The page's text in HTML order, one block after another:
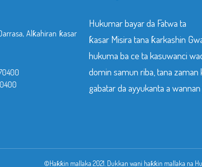
Alƙahiran ƙasar
Hukumar bayar da Fatwa ta
ƙasar Misira tana ƙarkashin
hukuma ba ce ta kasuwanci
domin samun riba, tana zaman
gabatar da ayyukanta a wannan
©Haƙƙin mallaka 2021. Dukkan wani haƙƙin mallaka na